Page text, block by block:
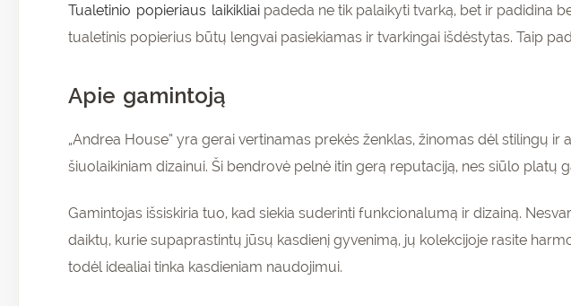
Tualetinio popieriaus laikikliai padeda ne tik palaikyti tvarką, bet ir padidina
tualetinis popierius būtų lengvai pasiekiamas ir tvarkingai išdėstytas. Taip
Apie gamintoją
„Andrea House” yra gerai vertinamas prekės ženklas, žinomas dėl stilingų
šiuolaikiniam dizainui. Ši bendrovė pelnė itin gerą reputaciją, nes siūlo platų
Gamintojas išsiskiria tuo, kad siekia suderinti funkcionalumą ir dizainą.
daiktų, kurie supaprastintų jūsų kasdienį gyvenimą, jų kolekcijoje rasite
todėl idealiai tinka kasdieniam naudojimui.